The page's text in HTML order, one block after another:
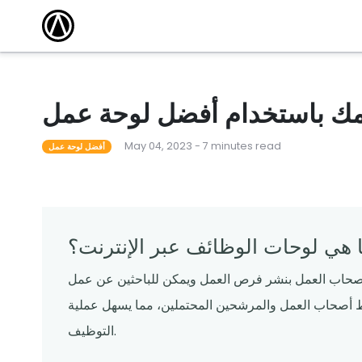
ندوات عبر الإنترنت
تساعدك البرامج التعليمية المجانية عبر الإنترنت التي
يقودها الخبراء على المضي قدمًا والبقاء على اطلاع.
باستخدام أفضل لوحة عمل
أفضل لوحة عمل May 04, 2023 - 7 minutes read
هي لوحات الوظائف عبر الإنترنت؟
العمل بنشر فرص العمل ويمكن للباحثين عن عمل
أصحاب العمل والمرشحين المحتملين، مما يسهل عملية
التوظيف.